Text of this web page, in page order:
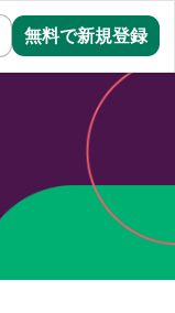
無料で新規登録